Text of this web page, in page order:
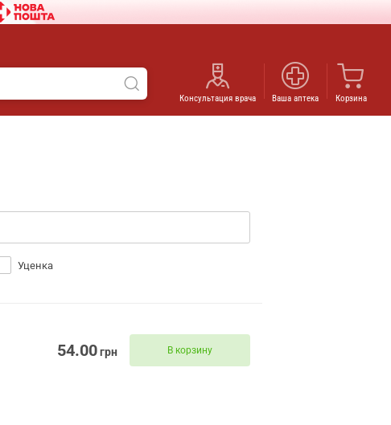
Консультация врача Ваша аптека Корзина
Уценка
54.00грн В корзину